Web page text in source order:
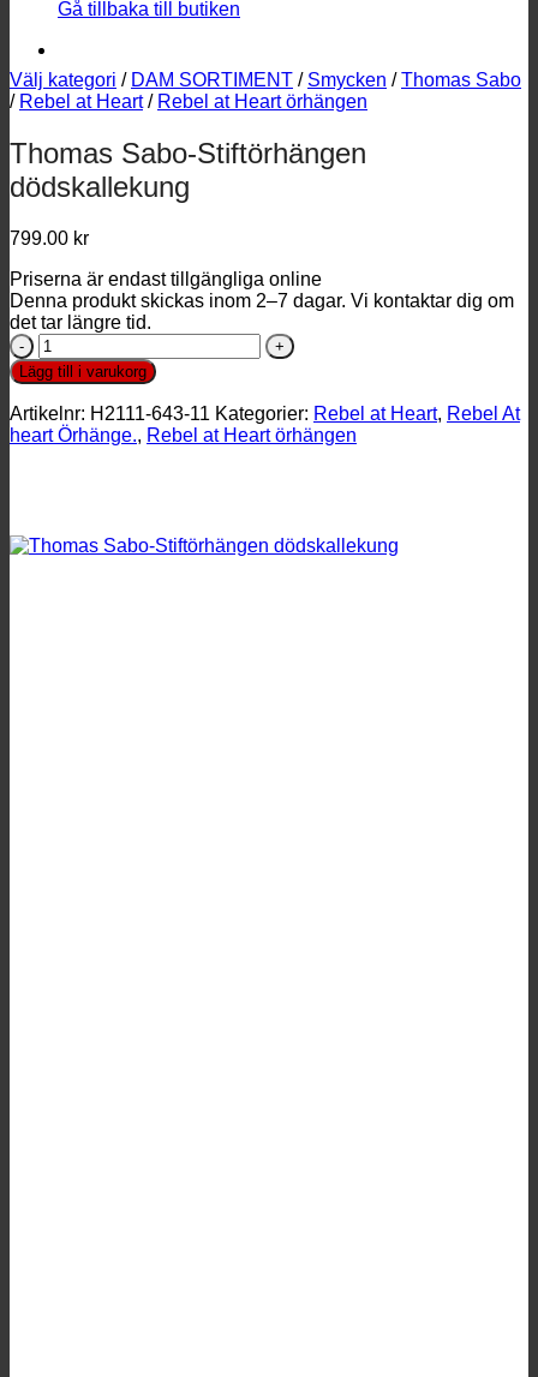
Gå tillbaka till butiken
Välj kategori / DAM SORTIMENT / Smycken / Thomas Sabo
/ Rebel at Heart / Rebel at Heart örhängen
Thomas Sabo-Stiftörhängen
dödskallekung
799.00 kr
Priserna är endast tillgängliga online
Denna produkt skickas inom 2–7 dagar. Vi kontaktar dig om
det tar längre tid.
Thomas
Sabo-
Stiftörhängen
dödskallekung
mängd
Lägg till i varukorg
Artikelnr: H2111-643-11 Kategorier: Rebel at Heart, Rebel At
heart Örhänge., Rebel at Heart örhängen